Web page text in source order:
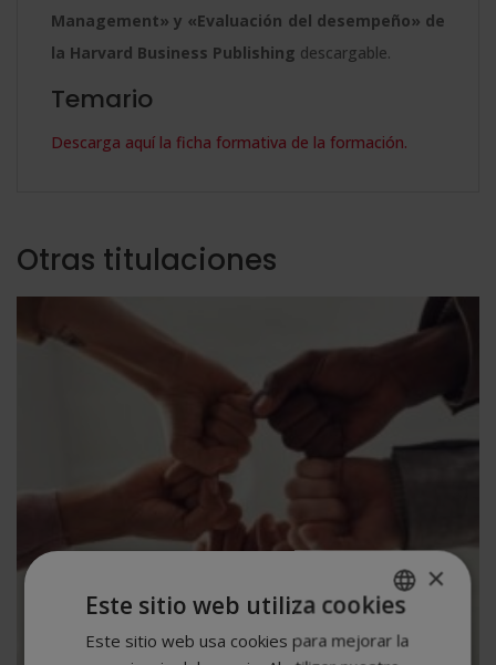
Management» y «Evaluación del desempeño» de
la Harvard Business Publishing descargable.
Temario
Descarga aquí la ficha formativa de la formación.
Otras titulaciones
SPANISH
×
Este sitio web utiliza cookies
Este sitio web usa cookies para mejorar la